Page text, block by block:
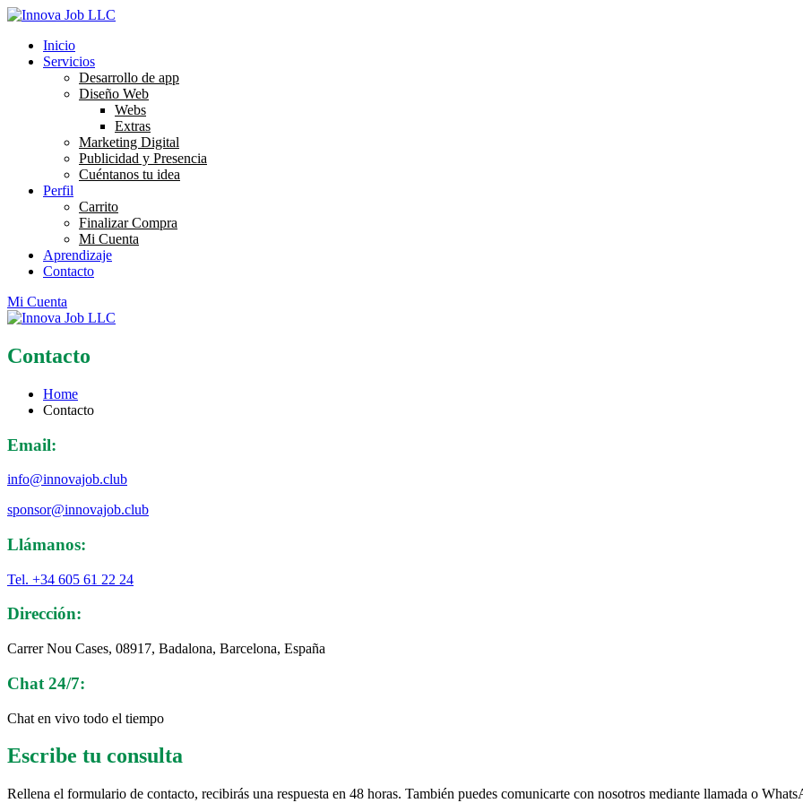
Skip
contentInicio
Servicios
Desarrollo de app
Diseño Web
Webs
Extras
Marketing Digital
Publicidad y Presencia
Cuéntanos tu idea
Perfil
Carrito
Finalizar Compra
Mi Cuenta
Aprendizaje
Contacto
Mi Cuenta
Contacto
Home
Contacto
Email:
info@innovajob.club
sponsor@innovajob.club
Llámanos:
Tel. +34 605 61 22 24
Dirección:
Carrer Nou Cases, 08917, Badalona, Barcelona, España
Chat 24/7:
Chat en vivo todo el tiempo
Escribe tu consulta
Rellena el formulario de contacto, recibirás una respuesta en 48 horas. También puedes comunicarte con nosotros mediante llamada o